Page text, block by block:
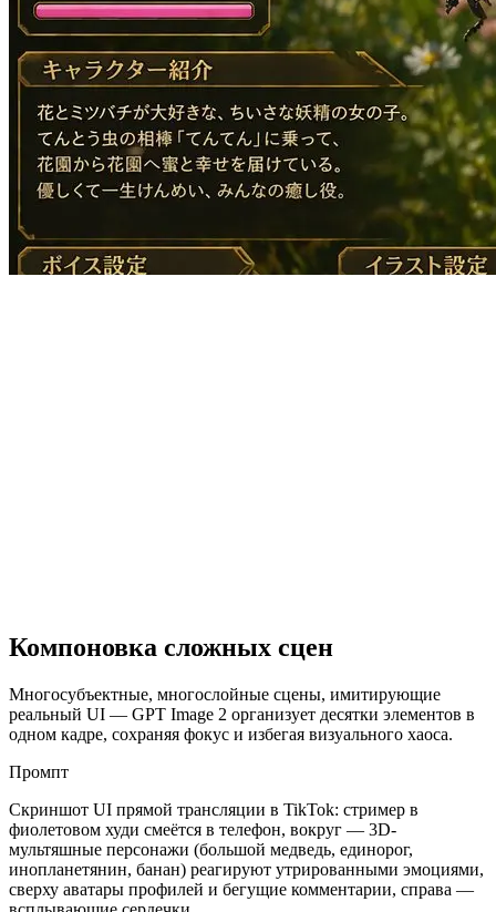
Компоновка сложных сцен
Многосубъектные, многослойные сцены, имитирующие
реальный UI — GPT Image 2 организует десятки элементов в
одном кадре, сохраняя фокус и избегая визуального хаоса.
Промпт
Скриншот UI прямой трансляции в TikTok: стример в
фиолетовом худи смеётся в телефон, вокруг — 3D-
мультяшные персонажи (большой медведь, единорог,
инопланетянин, банан) реагируют утрированными эмоциями,
сверху аватары профилей и бегущие комментарии, справа —